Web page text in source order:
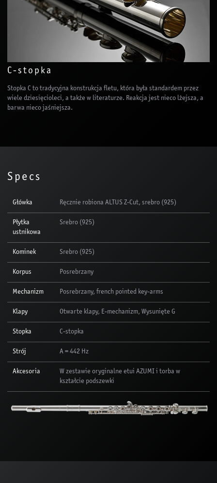
C-stopka
Stopka C to tradycyjna konstrukcja fletu, która była standardem przez
wiele dziesięcioleci, a także w literaturze. Reakcja jest nieco lżejsza, a
barwa nieco jaśniejsza.
Specs
Główka Ręcznie robiona ALTUS Z-Cut, srebro (925)
Płytka
ustnikowa
Srebro (925)
Kominek Srebro (925)
Korpus Posrebrzany
Mechanizm Posrebrzany, french pointed key-arms
Klapy Otwarte klapy, E-mechanizm, Wysunięte G
Stopka C-stopka
Strój A = 442 Hz
Akcesoria
W zestawie oryginalne etui AZUMI i torba w
kształcie podszewki